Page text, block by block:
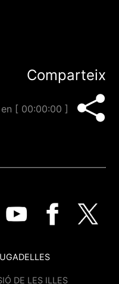
Comparteix
[ 00:00:00 ]
DE LES ILLES